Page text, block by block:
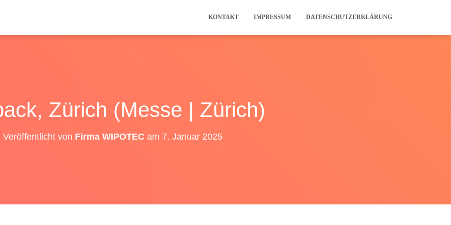
KONTAKT IMPRESSUM DATENSCHUTZERKLÄRUNG
Zürich (Messe | Zürich)
Veröffentlicht von Firma WIPOTEC am 7. Januar 2025